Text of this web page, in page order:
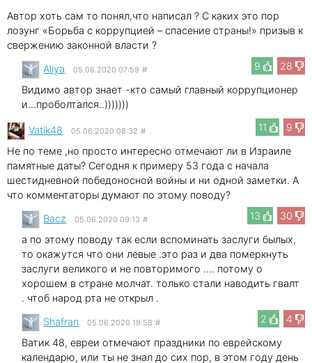
Автор хоть сам то понял,что написал ? С каких это пор
лозунг «Борьба с коррупцией – спасение страны!» призыв к
свержению законной власти ?
9
28
Aliya 05.06.2020 07:59 #
Видимо автор знает -кто самый главный коррупционер
и...проболтался..)))))))
11
9
Vatik48 05.06.2020 08:32 #
Не по теме ,но просто интересно отмечают ли в Израиле
памятные даты? Сегодня к примеру 53 года с начала
шестидневной победоносной войны и ни одной заметки. А
что комментаторы думают по этому поводу?
13
30
Bacz 05.06.2020 09:13 #
а по этому поводу так если вспоминать заслуги былых,
то окажутся что они левые .это раз и два померкнуть
заслуги великого и не повторимого .... потому о
хорошем в стране молчат. только стали наводить гвалт
. чтоб народ рта не открыл .
2
4
Shafran 05.06.2020 19:58 #
Ватик 48, евреи отмечают праздники по еврейскому
календарю, или ты не знал до сих пор, в этом году день